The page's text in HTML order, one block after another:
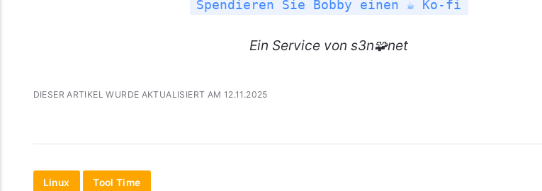
Spendieren Sie Bobby einen ☕ Ko-fi
Ein Service von s3n🧩net
DIESER ARTIKEL WURDE AKTUALISIERT AM 12.11.2025
Linux Tool Time